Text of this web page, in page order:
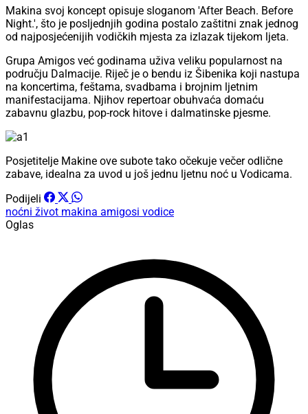
Makina svoj koncept opisuje sloganom 'After Beach. Before
Night.', što je posljednjih godina postalo zaštitni znak jednog
od najposjećenijih vodičkih mjesta za izlazak tijekom ljeta.
Grupa Amigos već godinama uživa veliku popularnost na
području Dalmacije. Riječ je o bendu iz Šibenika koji nastupa
na koncertima, feštama, svadbama i brojnim ljetnim
manifestacijama. Njihov repertoar obuhvaća domaću
zabavnu glazbu, pop-rock hitove i dalmatinske pjesme.
Posjetitelje Makine ove subote tako očekuje večer odlične
zabave, idealna za uvod u još jednu ljetnu noć u Vodicama.
Podijeli
noćni život makina amigosi vodice
Oglas